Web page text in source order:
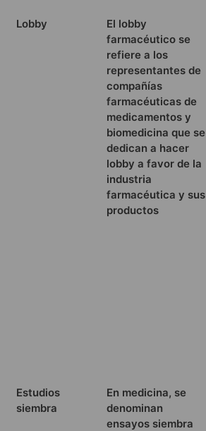
Lobby
El lobby
farmacéutico se
refiere a los
representantes de
compañías
farmacéuticas de
medicamentos y
biomedicina que se
dedican a hacer
lobby a favor de la
industria
farmacéutica y sus
productos
Estudios
siembra
En medicina, se
denominan
ensayos siembra